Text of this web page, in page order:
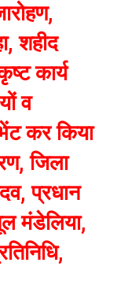
शहीद
कार्य
व
कर किया
जिला
प्रधान
मंडेलिया,